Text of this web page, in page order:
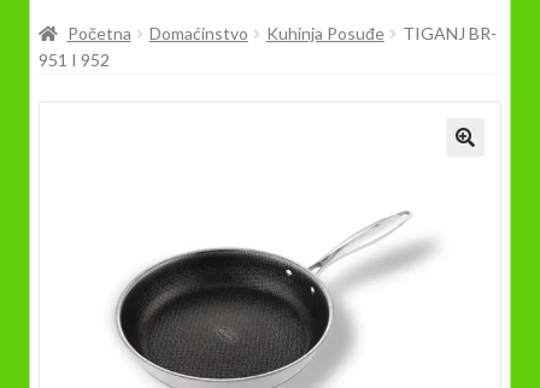
Prodavnica
Početna Domaćinstvo Kuhinja Posuđe
TIGANJ BR-
951 I 952